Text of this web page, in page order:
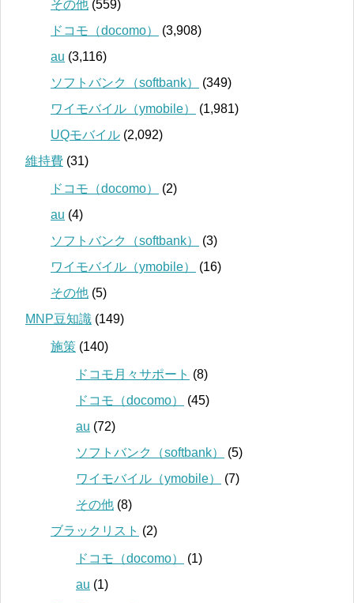
その他 (559)
ドコモ（docomo）
(3,908)
au (3,116)
ソフトバンク（softbank）
(349)
ワイモバイル（ymobile）
(1,981)
UQモバイル (2,092)
維持費 (31)
ドコモ（docomo）
(2)
au (4)
ソフトバンク（softbank）
(3)
ワイモバイル（ymobile）
(16)
その他 (5)
MNP豆知識 (149)
施策 (140)
ドコモ月々サポート (8)
ドコモ（docomo）
(45)
au (72)
ソフトバンク（softbank）
(5)
ワイモバイル（ymobile）
(7)
その他 (8)
ブラックリスト (2)
ドコモ（docomo）
(1)
au (1)